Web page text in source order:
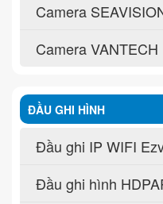
Camera
Camera VANTECH
ĐẦU GHI HÌNH
Đầu ghi IP WIFI
Đầu ghi hình